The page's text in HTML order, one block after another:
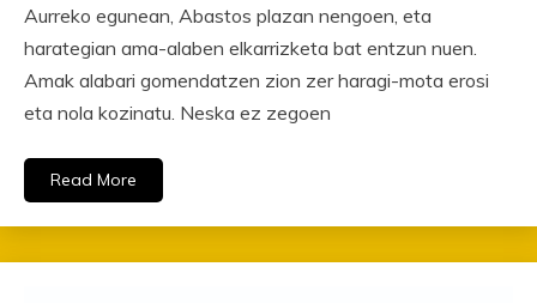
Aurreko egunean, Abastos plazan nengoen, eta
harategian ama-alaben elkarrizketa bat entzun nuen.
Amak alabari gomendatzen zion zer haragi-mota erosi
eta nola kozinatu. Neska ez zegoen
Read More